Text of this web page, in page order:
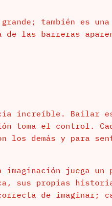
también es
las barreras
increíble. Bailar
toma el control.
los demás y para
imaginación juega
sus propias
de imaginar;